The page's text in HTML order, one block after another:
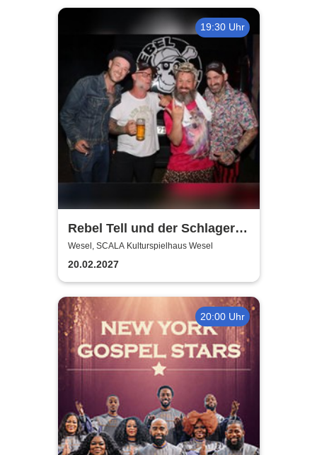
19:30 Uhr
Rebel Tell und der Schlager
wird gerockt | SCALA
Kulturspielhaus Wesel
Wesel, SCALA Kulturspielhaus Wesel
20.02.2027
20:00 Uhr